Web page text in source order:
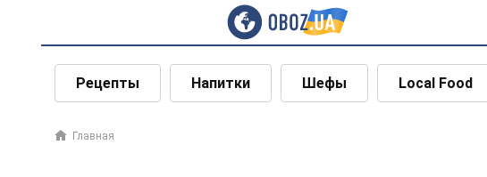
Рецепты Напитки Шефы Local Food
Главная